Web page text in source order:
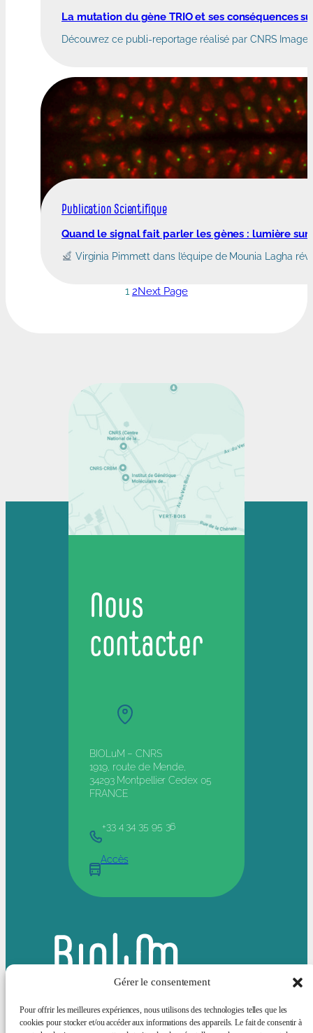
Gérer le consentement
Pour offrir les meilleures expériences, nous utilisons des technologies telles que les
cookies pour stocker et/ou accéder aux informations des appareils. Le fait de consentir à
La mutation du gène TRIO et ses conséquences
Découvrez ce publi-reportage réalisé par CNRS
Publication Scientifique
Quand le signal fait parler les gènes : lumière sur
Virginia Pimmett dans l’équipe de Mounia Lagha
1 2Next Page
Nous
contacter
BIOLuM – CNRS
1919, route de Mende,
34293 Montpellier Cedex 05
FRANCE
+33 4 34 35 95 36
Accès